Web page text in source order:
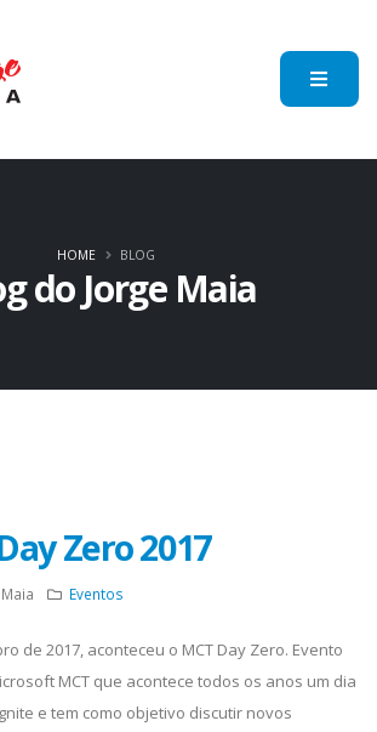
do Jorge Maia
HOME BLOG
Zero 2017
Eventos
de 2017, aconteceu o MCT Day Zero. Evento
MCT que acontece todos os anos um dia
e tem como objetivo discutir novos